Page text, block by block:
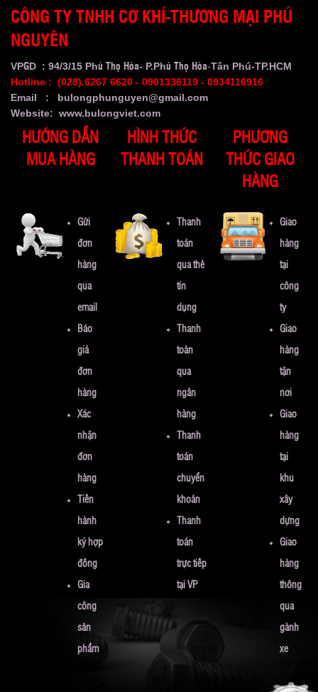
CÔNG TY TNHH CƠ KHÍ-THƯƠNG MẠI PHÚ
NGUYÊN
VPGD : 94/3/15 Phú Thọ Hòa- P.Phú Thọ Hòa-Tân Phú-TP.HCM
Hotline : (028).6267 6620 - 0901336119 - 0934116916
Email : bulongphunguyen@gmail.com
Website: www.bulongviet.com
HƯỚNG DẪN
MUA HÀNG
HÌNH THỨC
THANH TOÁN
PHƯƠNG
THỨC GIAO
HÀNG
Gửi
đơn
hàng
qua
email
Báo
giá
đơn
hàng
Xác
nhận
đơn
hàng
Tiến
hành
ký hợp
đồng
Gia
công
sản
phẩm
Thanh
toán
qua thẻ
tín
dụng
Thanh
toàn
qua
ngân
hàng
Thanh
toán
chuyển
khoản
Thanh
toán
trực tiếp
tại VP
Giao
hàng
tại
công
ty
Giao
hàng
tận
nơi
Giao
hàng
tại
khu
xây
dựng
Giao
hàng
thông
qua
gành
xe